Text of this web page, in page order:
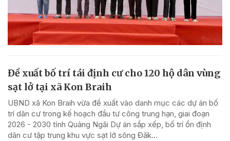
Đề xuất bố trí tái định cư cho 120 hộ dân vùng
sạt lở tại xã Kon Braih
UBND xã Kon Braih vừa đề xuất vào danh mục các dự án bố
trí dân cư trong kế hoạch đầu tư công trung hạn, giai đoạn
2026 - 2030 tỉnh Quảng Ngãi Dự án sắp xếp, bố trí ổn định
dân cư tập trung khu vực sạt lở sông Đăk...